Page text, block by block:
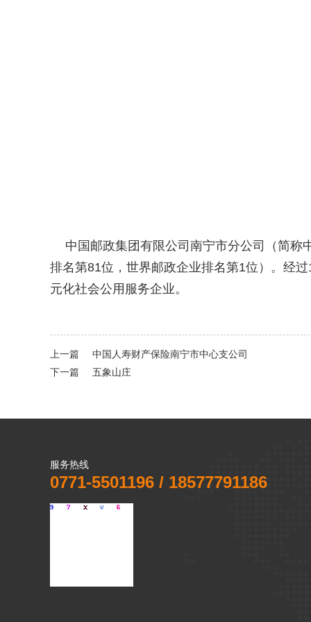
中国邮政集团有限公司南宁市分公司（简
排名第81位，世界邮政企业排名第1位）。经
元化社会公用服务企业。
上一篇
中国人寿财产保险南宁市中心支公司
下一篇
五象山庄
服务热线
0771-5501196 / 18577791186